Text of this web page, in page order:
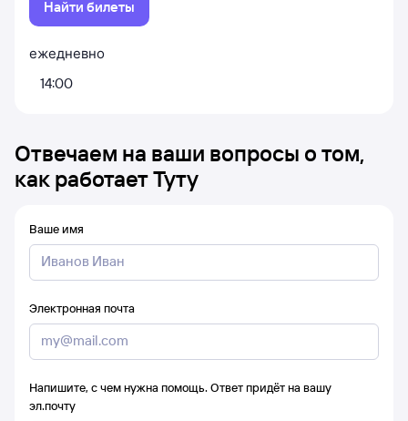
Найти билеты
ежедневно
14:00
Отвечаем на ваши вопросы о том,
как работает Туту
Ваше имя
Электронная почта
Напишите, с чем нужна помощь. Ответ придёт на вашу
эл.почту